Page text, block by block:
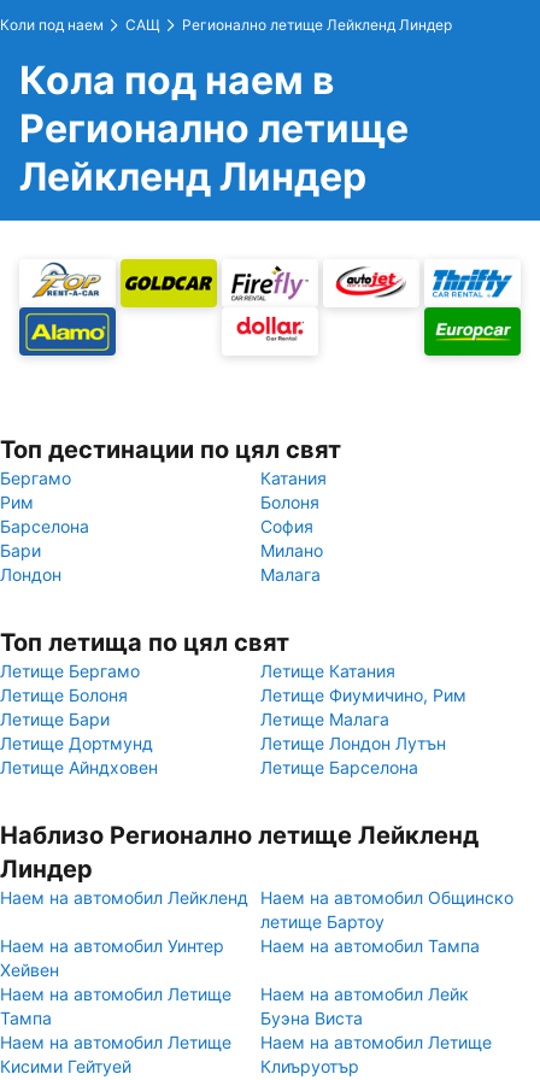
Коли под наем САЩ Регионално летище Лейкленд Линдер
Кола под наем в
Регионално летище
Лейкленд Линдер
Топ дестинации по цял свят
Бергамо
Катания
Рим
Болоня
Барселона
София
Бари
Милано
Лондон
Малага
Топ летища по цял свят
Летище Бергамо
Летище Катания
Летище Болоня
Летище Фиумичино, Рим
Летище Бари
Летище Малага
Летище Дортмунд
Летище Лондон Лутън
Летище Айндховен
Летище Барселона
Наблизо Регионално летище Лейкленд
Линдер
Наем на автомобил Лейкленд
Наем на автомобил Общинско
летище Бартоу
Наем на автомобил Уинтер
Хейвен
Наем на автомобил Тампа
Наем на автомобил Летище
Тампа
Наем на автомобил Лейк
Буэна Виста
Наем на автомобил Летище
Кисими Гейтуей
Наем на автомобил Летище
Клиъруотър